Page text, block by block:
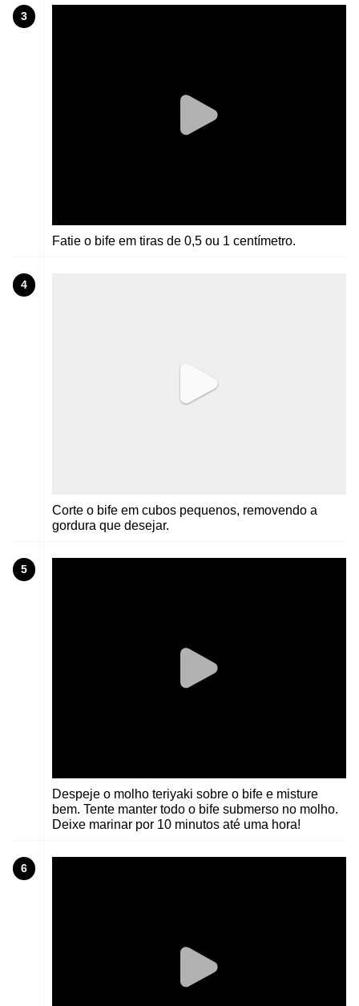
3
Fatie o bife em tiras de 0,5 ou 1 centímetro.
4
Corte o bife em cubos pequenos, removendo a
gordura que desejar.
5
Despeje o molho teriyaki sobre o bife e misture
bem. Tente manter todo o bife submerso no molho.
Deixe marinar por 10 minutos até uma hora!
6